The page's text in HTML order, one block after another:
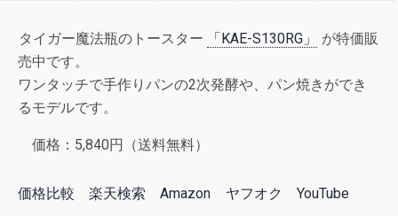
タイガー魔法瓶のトースター 「KAE-S130RG」
が特価販
売中です。
ワンタッチで手作りパンの2次発酵や、パン焼きができ
るモデルです。
価格：5,840円（送料無料）
価格比較 楽天検索 Amazon ヤフオク YouTube